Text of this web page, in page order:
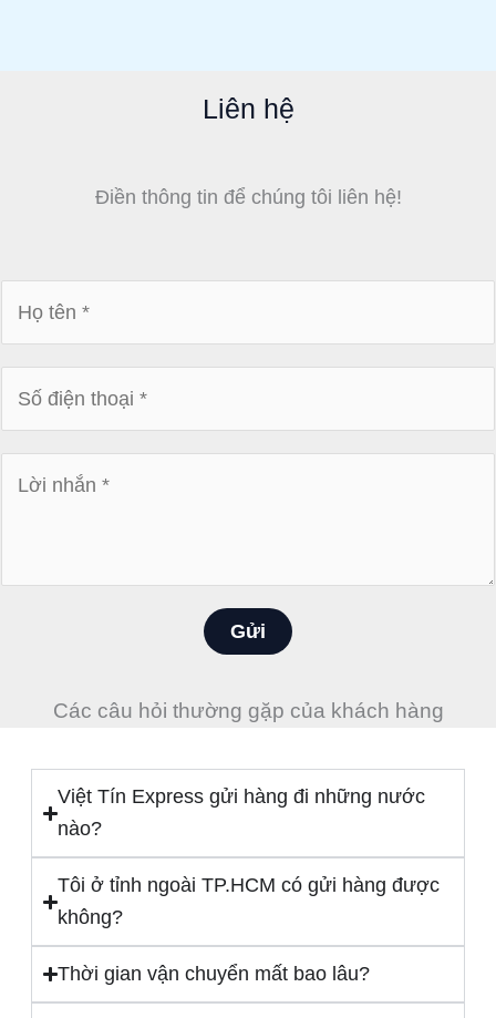
Liên hệ
Điền thông tin để chúng tôi liên hệ!
*
Gửi
Các câu hỏi thường gặp của khách hàng
Việt Tín Express gửi hàng đi những nước
nào?
Tôi ở tỉnh ngoài TP.HCM có gửi hàng được
không?
Thời gian vận chuyển mất bao lâu?